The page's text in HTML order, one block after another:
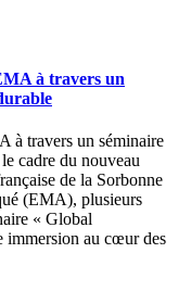
à travers un
à travers un séminaire
cadre du nouveau
de la Sorbonne
(EMA), plusieurs
« Global
immersion au cœur des